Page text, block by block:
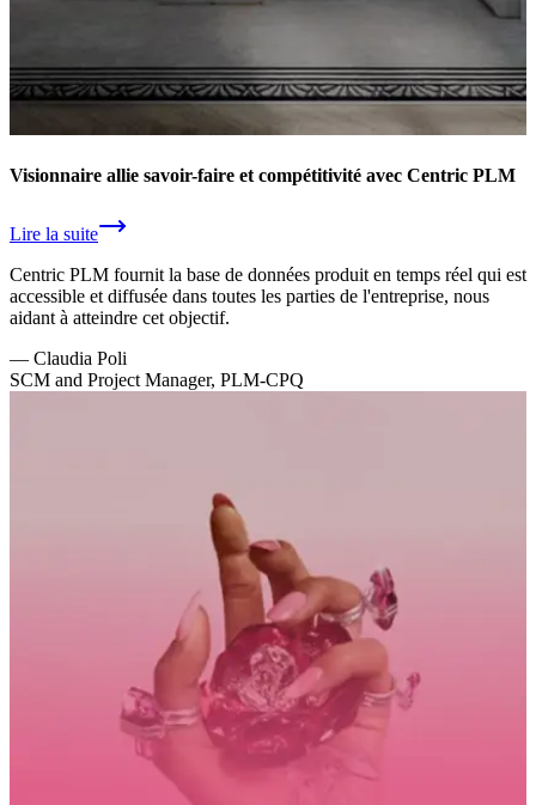
Visionnaire allie savoir-faire et compétitivité avec Centric PLM
Lire la suite
Centric PLM fournit la base de données produit en temps réel qui est
accessible et diffusée dans toutes les parties de l'entreprise, nous
aidant à atteindre cet objectif.
— Claudia Poli
SCM and Project Manager, PLM-CPQ